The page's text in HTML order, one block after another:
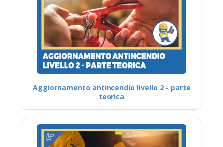
Aggiornamento antincendio livello 2 - parte
teorica